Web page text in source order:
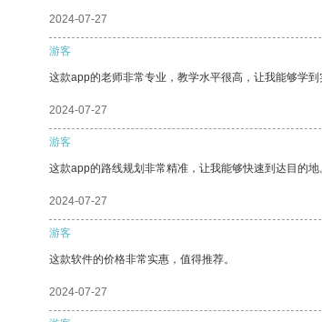
2024-07-27
游客
这款app的老师非常专业，教学水平很高，让我能够学到
2024-07-27
游客
这款app的路线规划非常精准，让我能够快速到达目的地
2024-07-27
游客
这款软件的价格非常实惠，值得推荐。
2024-07-27